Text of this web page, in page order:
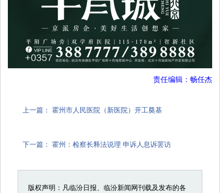
责任编辑：畅任杰
上一篇： 霍州市人民医院（新医院）开工奠基
下一篇： 霍州：检察长释法说理 申诉人息诉罢访
版权声明：凡临汾日报、临汾新闻网刊载及发布的各